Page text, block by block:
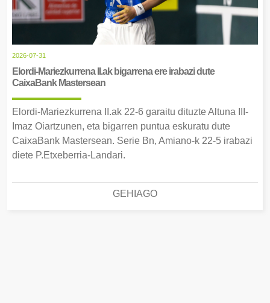
2026-07-31
Elordi-Mariezkurrena II.ak bigarrena ere irabazi dute
CaixaBank Mastersean
Elordi-Mariezkurrena II.ak 22-6 garaitu dituzte Altuna III-
Imaz Oiartzunen, eta bigarren puntua eskuratu dute
CaixaBank Mastersean. Serie Bn, Amiano-k 22-5 irabazi
diete P.Etxeberria-Landari.
GEHIAGO